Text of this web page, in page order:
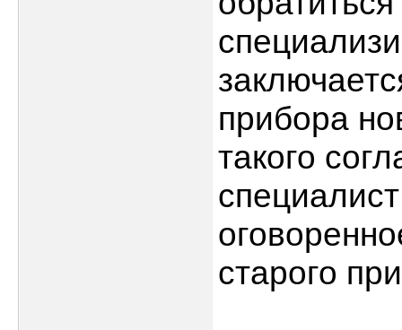
прибора
такого
старого